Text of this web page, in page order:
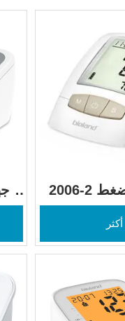
2006-2 جهاز قياس ضغط
الذراع